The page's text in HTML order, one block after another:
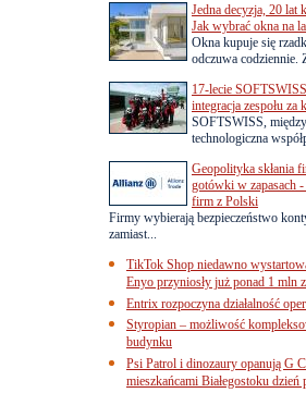
Jedna decyzja, 20 lat
Jak wybrać okna na
Okna kupuje się
odczuwa codziennie.
17-lecie
integracja zespołu
SOFTSWISS,
technologiczna
Geopolityka skłania
gotówki w zapasach -
firm z Polski
Firmy wybierają bezpieczeństwo
zamiast...
TikTok Shop niedawno
Enyo przyniosły już ponad 1 mln
Entrix rozpoczyna działalność
Styropian – możliwość
budynku
Psi Patrol i dinozaury opanują G
mieszkańcami Białegostoku dzień